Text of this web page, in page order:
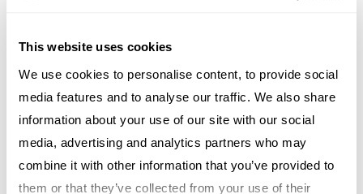
This website uses cookies
We use cookies to personalise content, to provide social
media features and to analyse our traffic. We also share
information about your use of our site with our social
media, advertising and analytics partners who may
combine it with other information that you’ve provided to
them or that they’ve collected from your use of their
Analyse und -Anpassung hervorragende Click
Through Rates, mit denen sich kaum ein anderer
Social Media Kanal messen kann. Zudem
verschwinden die Pins nicht nach einer bestimmten
bestimmten Pins viel interagieren, stuft der